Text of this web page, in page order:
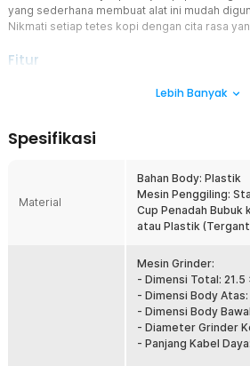
yang sederhana membuat alat ini mudah
Nikmati setiap tetes kopi dengan cita rasa
Fitur
untuk menghasilkan bubuk kopi halus dalam
konsisten dari awal hingga akhir. Cocok
harian tanpa menguras waktu dan tenaga.
Halus dan Presisi di Setiap Putaran
Dibekali bilah burr stainless steel yang
kehalusan yang merata. Hasil gilingan
menjaga karakter rasa kopi tetap optimal.
menyeduh kopi tanpa khawatir rasa
Atur Tekstur Bubuk Kopi
Sesuaikan tekstur bubuk kopi dengan
Lebih Banyak
Spesifikasi
Material
Bahan Body: Plastik
Mesin Penggiling:
Cup Penadah
atau Plastik
Mesin Grinder:
- Dimensi Total: 21.5
- Dimensi Body Atas:
- Dimensi Body
- Diameter Grinder
- Panjang Kabel